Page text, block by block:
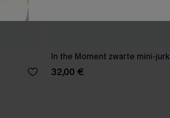
In the Moment zwarte mini-jurk
32,00 €